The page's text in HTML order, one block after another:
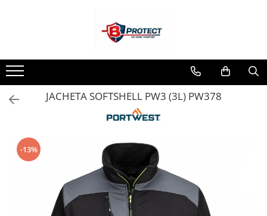
Atomizoare si pulverizatoare
Atomizoare
Pulverizatoare
Casa
Masini spalat cu presiune
Scule si unelte gradina
JACHETA SOFTSHELL PW3 (3L) PW378
-13%